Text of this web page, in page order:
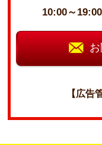
10:00～
【広告